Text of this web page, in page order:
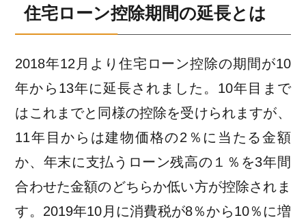
住宅ローン控除期間の延長とは
2018年12月より住宅ローン控除の期間が10
年から13年に延長されました。10年目まで
はこれまでと同様の控除を受けられますが、
11年目からは建物価格の2％に当たる金額
か、年末に支払うローン残高の１％を3年間
合わせた金額のどちらか低い方が控除されま
す。2019年10月に消費税が8％から10％に増